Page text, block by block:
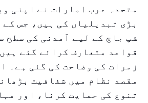
متحدہ عرب امارات نے اپنی
بڑی تبدیلیاں کی ہیں، جس کے
شپ جاچ کے لیے آمدنی کی سطح
قواعد متعارف کرائے گئے
زمرات کی وضاحت کی گئی ہے۔
مقصد نظام میں شفافیت
تنوع کی حمایت کرنا، اور